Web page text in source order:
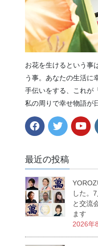
お花を生けるという事
う事。あなたの生活に
手伝いをする、これが
私の周りで幸せ物語が
最近の投稿
した。
と交流
ます
2026年